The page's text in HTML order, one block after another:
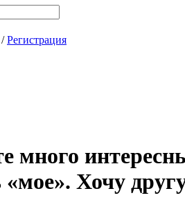
/Регистрация
много
«мое». Хочу